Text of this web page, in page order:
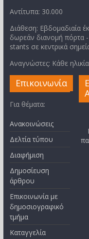
Αντίτυπα: 30.000
Διάθεση: Εβδομαδιαία
δωρεάν διανομή πόρτα
stants σε κεντρικά
Αναγνώστες: Κάθε
Επικοινωνία
Για θέματα:
Ανακοινώσεις
Δελτία τύπου
Διαφήμιση
Δημοσίευση
άρθρου
Επικοινωνία με
δημοσιογραφικό
τμήμα
Καταγγελία